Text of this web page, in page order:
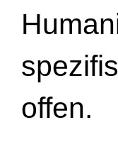
offen.